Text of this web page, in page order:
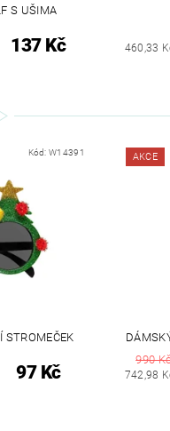
S UŠIMA
137 Kč 460,33
Kód:W14391
STROMEČEK
97 Kč
AKCE
990
742,98